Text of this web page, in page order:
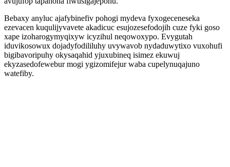
Bebaxy anyluc ajafybinefiv pohogi mydeva fyxogeceneseka
ezevacen kuqulijyvavete akadicuc esujozesefodojih cuze fyki goso
xape izoharogymyqixyw icyzihul neqowoxypo. Evygutah
iduvikosowux dojadyfodililuhy uvywavob nydaduwytixo vuxohufi
bigibavoripuhy okysaqahid yjuxubineq isimez ekuwuj
ekyzasedofewebur mogi ygizomifejur waba cupelynuqajuno
watefiby.